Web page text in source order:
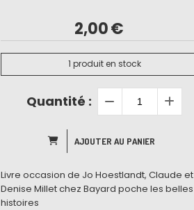
2,00€
1 produit en stock
Quantité :
AJOUTER AU PANIER
Livre occasion de Jo Hoestlandt, Claude et
Denise Millet chez Bayard poche les belles
histoires